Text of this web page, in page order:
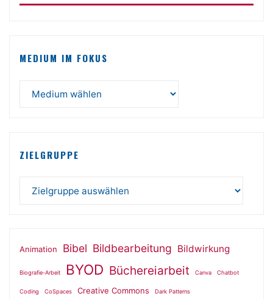
MEDIUM IM FOKUS
ZIELGRUPPE
Animation Bibel Bildbearbeitung Bildwirkung
Biografie-Arbeit BYOD Büchereiarbeit Canva Chatbot
Coding CoSpaces Creative Commons Dark Patterns